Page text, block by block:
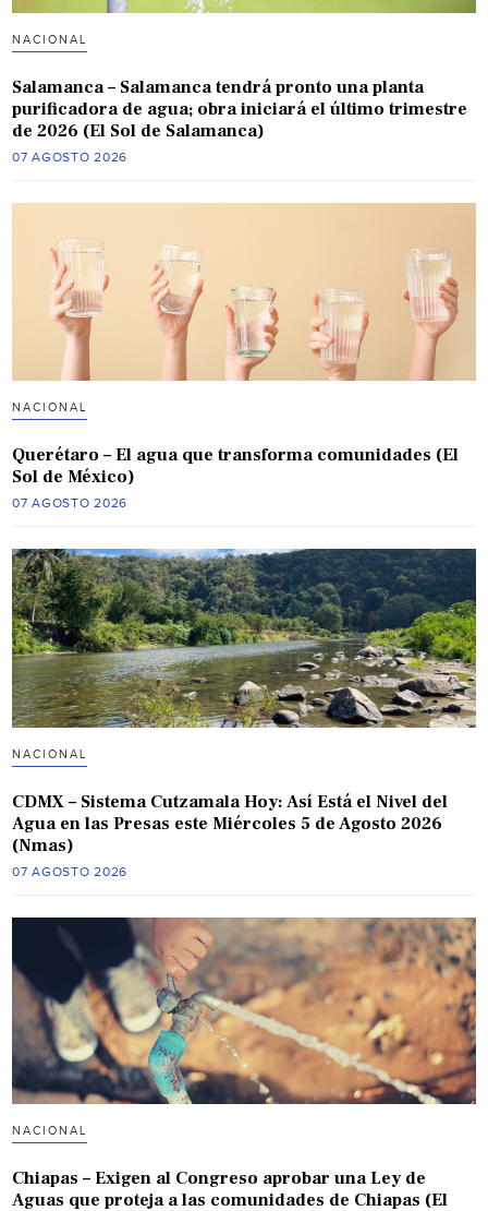
NACIONAL
Salamanca – Salamanca tendrá pronto una planta
purificadora de agua; obra iniciará el último trimestre
de 2026 (El Sol de Salamanca)
07 AGOSTO 2026
NACIONAL
Querétaro – El agua que transforma comunidades (El
Sol de México)
07 AGOSTO 2026
NACIONAL
CDMX – Sistema Cutzamala Hoy: Así Está el Nivel del
Agua en las Presas este Miércoles 5 de Agosto 2026
(Nmas)
07 AGOSTO 2026
NACIONAL
Chiapas – Exigen al Congreso aprobar una Ley de
Aguas que proteja a las comunidades de Chiapas (El